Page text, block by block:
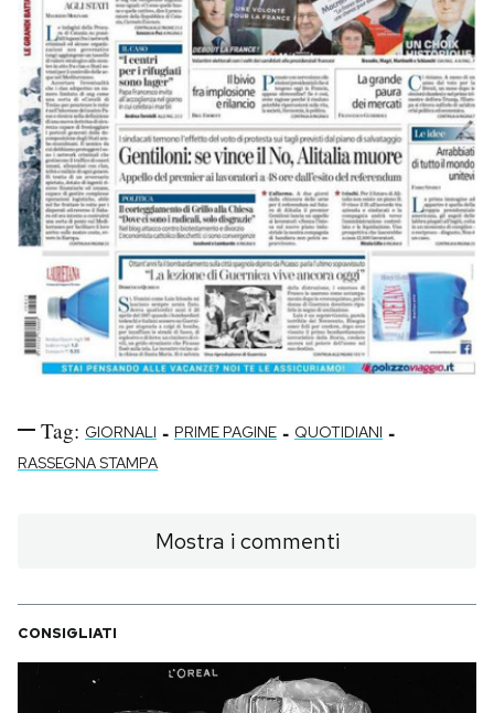
Tag: GIORNALI - PRIME PAGINE - QUOTIDIANI -
RASSEGNA STAMPA
Mostra i commenti
CONSIGLIATI